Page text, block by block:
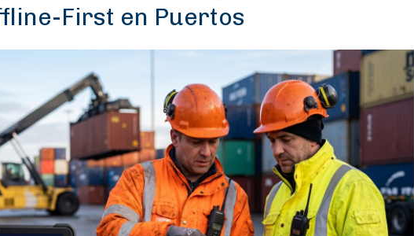
First en Puertos